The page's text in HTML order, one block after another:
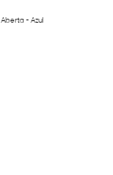
- Azul